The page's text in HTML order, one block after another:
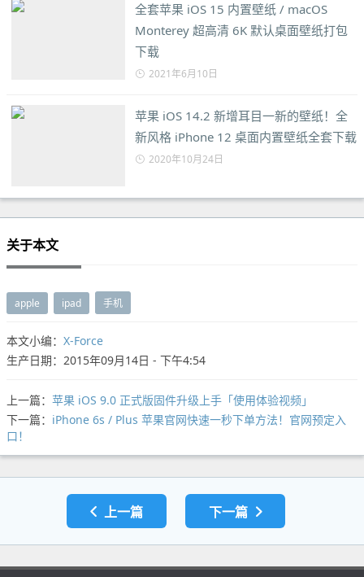
全套苹果 iOS 15 内置壁纸 / macOS
Monterey 超高清 6K 默认桌面壁纸打包
下载
2021年6月10日
苹果 iOS 14.2 新增耳目一新的壁纸！全
新风格 iPhone 12 桌面内置壁纸全套下载
2020年10月24日
关于本文
apple ipad 手机
本文小编： X-Force
生产日期：2015年09月14日 - 下午4:54
上一篇： 苹果 iOS 9.0 正式版固件升级上手「使用体验视频」
下一篇： iPhone 6s / Plus 苹果官网快速一秒下单方法！官网预定入
口！
上一篇 下一篇